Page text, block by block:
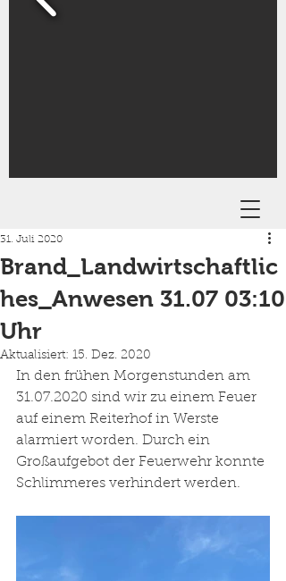
Brand_Landwirtschaftlic
hes_Anwesen 31.07 03:10
Uhr
31. Juli 2020
Aktualisiert: 15. Dez. 2020
In den frühen Morgenstunden am
31.07.2020 sind wir zu einem Feuer
auf einem Reiterhof in Werste
alarmiert worden. Durch ein
Großaufgebot der Feuerwehr konnte
Schlimmeres verhindert werden.